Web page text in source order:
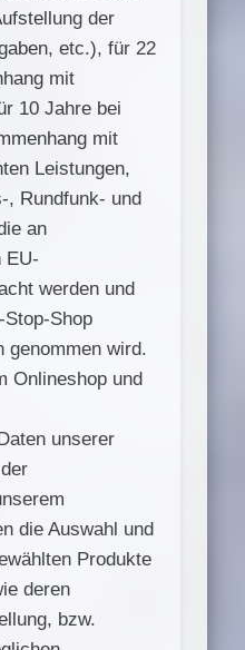
der
etc.), für 22
mit
10 Jahre bei
mit
Leistungen,
, Rundfunk- und
an
EU-
werden und
Shop
genommen wird.
Onlineshop und
unserer
die Auswahl und
Produkte
deren
bzw.